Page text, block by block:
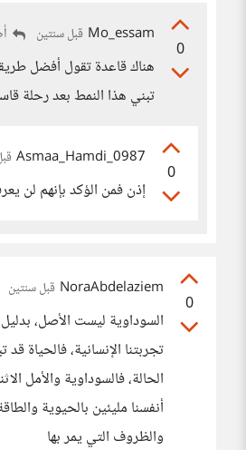
0
Mo_essam قبل سنتين
هناك قاعدة تقول أفضل
تبني هذا النمط بعد رحلة
0
Asmaa_Hamdi_0987
إذن فمن الؤكد بإنهم لن
0
NoraAbdelaziem قبل سنتين
السوداوية ليست الأصل،
تجربتنا الإنسانية،
الحالة، فالسوداوية والأمل
أنفسنا مليئين بالحيوية
والظروف التي يمر بها